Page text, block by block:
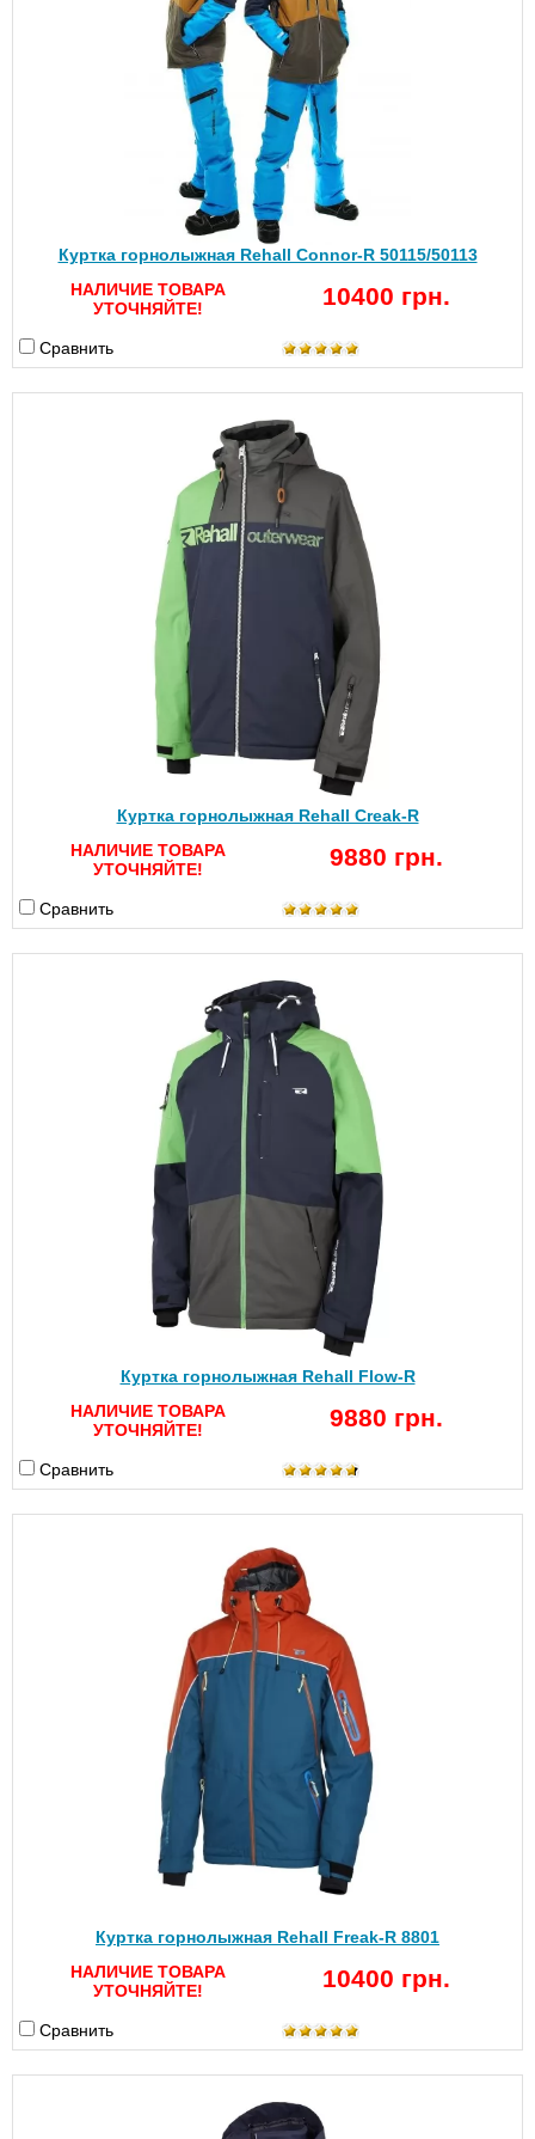
Куртка горнолыжная Rehall Connor-R 50115/50113
НАЛИЧИЕ ТОВАРА
УТОЧНЯЙТЕ!
10400 грн.
Сравнить
Куртка горнолыжная Rehall Creak-R
НАЛИЧИЕ ТОВАРА
УТОЧНЯЙТЕ!
9880 грн.
Сравнить
Куртка горнолыжная Rehall Flow-R
НАЛИЧИЕ ТОВАРА
УТОЧНЯЙТЕ!
9880 грн.
Сравнить
Куртка горнолыжная Rehall Freak-R 8801
НАЛИЧИЕ ТОВАРА
УТОЧНЯЙТЕ!
10400 грн.
Сравнить